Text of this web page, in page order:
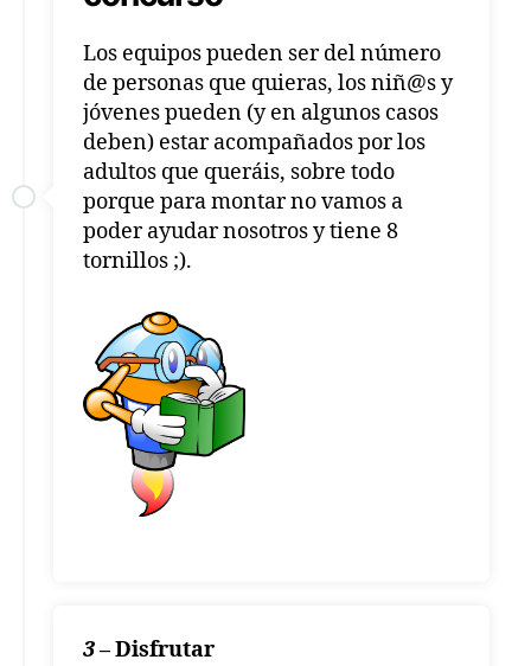
Los equipos pueden ser del número
de personas que quieras, los niñ@s y
jóvenes pueden (y en algunos casos
deben) estar acompañados por los
adultos que queráis, sobre todo
porque para montar no vamos a
poder ayudar nosotros y tiene 8
tornillos ;).
3–Disfrutar